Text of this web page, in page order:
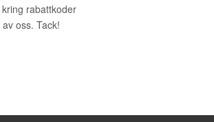
rabattkoder
oss. Tack!